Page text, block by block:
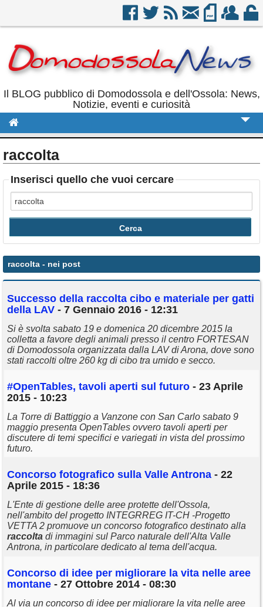
Il BLOG pubblico di Domodossola e dell'Ossola: News,
Notizie, eventi e curiosità
Politica
Eventi
Calendario
Annunci
raccolta
Inserisci quello che vuoi cercare
raccolta - nei post
Successo della raccolta cibo e materiale per gatti
della LAV - 7 Gennaio 2016 - 12:31
Si è svolta sabato 19 e domenica 20 dicembre 2015 la
colletta a favore degli animali presso il centro FORTESAN
di Domodossola organizzata dalla LAV di Arona, dove sono
stati raccolti oltre 260 kg di cibo tra umido e secco.
#OpenTables, tavoli aperti sul futuro - 23 Aprile
2015 - 10:23
La Torre di Battiggio a Vanzone con San Carlo sabato 9
maggio presenta OpenTables ovvero tavoli aperti per
discutere di temi specifici e variegati in vista del prossimo
futuro.
Concorso fotografico sulla Valle Antrona - 22
Aprile 2015 - 18:36
L'Ente di gestione delle aree protette dell'Ossola,
nell'ambito del progetto INTEGRREG IT-CH -Progetto
VETTA 2 promuove un concorso fotografico destinato alla
raccolta di immagini sul Parco naturale dell'Alta Valle
Antrona, in particolare dedicato al tema dell'acqua.
Concorso di idee per migliorare la vita nelle aree
montane - 27 Ottobre 2014 - 08:30
Al via un concorso di idee per migliorare la vita nelle aree